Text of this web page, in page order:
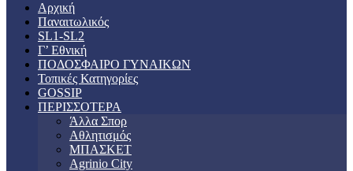
Αρχική
Παναιτωλικός
SL1-SL2
Γ’ Εθνική
ΠΟΔΟΣΦΑΙΡΟ ΓΥΝΑΙΚΩΝ
Τοπικές Κατηγορίες
GOSSIP
ΠΕΡΙΣΣΟΤΕΡΑ
Άλλα Σπορ
Αθλητισμός
ΜΠΑΣΚΕΤ
Agrinio City